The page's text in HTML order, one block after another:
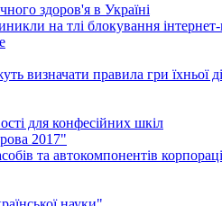
здоров'я в Україні
на тлі блокування
визначати правила гри їхньої
для конфесійних шкіл
2017"
та автокомпонентів